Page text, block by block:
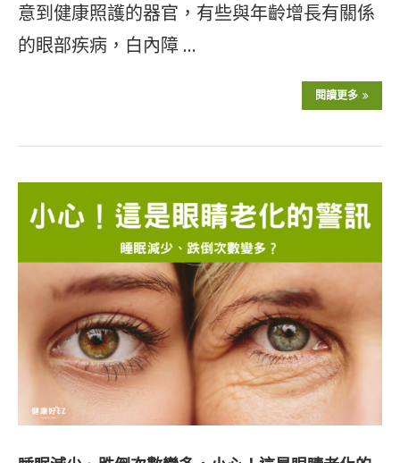
意到健康照護的器官，有些與年齡增長有關係
的眼部疾病，白內障 …
閱讀更多